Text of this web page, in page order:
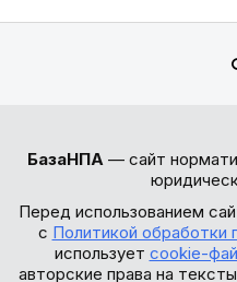
БазаНПА — сайт
Перед использованием
с Политикой обработки
использует cookie-
авторские права на